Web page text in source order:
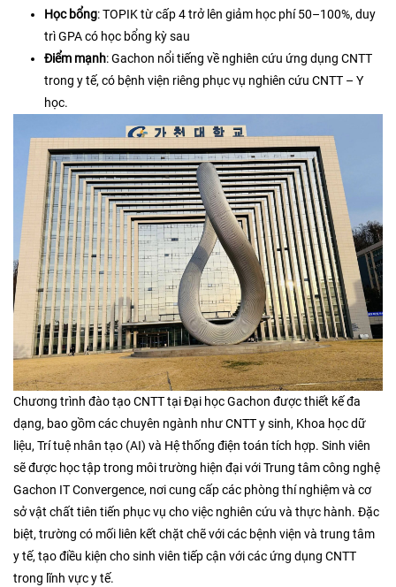
Học bổng: TOPIK từ cấp 4 trở lên giảm học phí 50–100%, duy
trì GPA có học bổng kỳ sau
Điểm mạnh: Gachon nổi tiếng về nghiên cứu ứng dụng CNTT
trong y tế, có bệnh viện riêng phục vụ nghiên cứu CNTT – Y
học.
Chương trình đào tạo CNTT tại Đại học Gachon được thiết kế đa
dạng, bao gồm các chuyên ngành như CNTT y sinh, Khoa học dữ
liệu, Trí tuệ nhân tạo (AI) và Hệ thống điện toán tích hợp. Sinh viên
sẽ được học tập trong môi trường hiện đại với Trung tâm công nghệ
Gachon IT Convergence, nơi cung cấp các phòng thí nghiệm và cơ
sở vật chất tiên tiến phục vụ cho việc nghiên cứu và thực hành. Đặc
biệt, trường có mối liên kết chặt chẽ với các bệnh viện và trung tâm
y tế, tạo điều kiện cho sinh viên tiếp cận với các ứng dụng CNTT
trong lĩnh vực y tế.​